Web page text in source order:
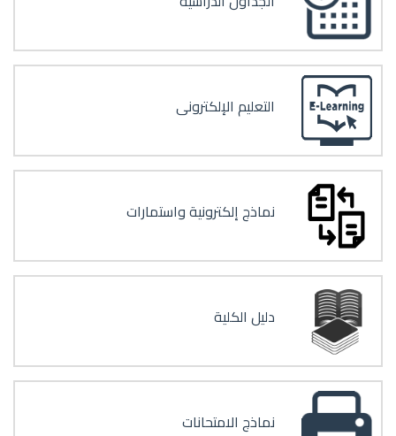
التعليم الإلكترونى
نماذج إلكترونية واستمارات
دليل الكلية
نماذج الامتحانات